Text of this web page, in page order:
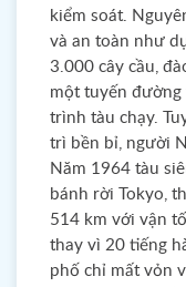
kiểm soát.
và an toàn như
3.000 cây cầu,
một tuyến đường
trình tàu chạy.
trì bền bỉ, người
Năm 1964 tàu
bánh rời Tokyo,
514 km với vận
thay vì 20 tiếng
phố chỉ mất vỏn